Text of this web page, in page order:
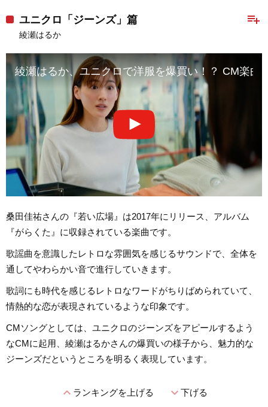
playlist_add
ユニクロ「ジーンズ」篇
綾瀬はるか
綾瀬はるか、ユニクロで洋服を爆買い！？ CM楽
桑田佳祐さんの『若い広場』は2017年にリリース、アルバム
『がらくた』に収録されている楽曲です。
歌謡曲を意識したレトロな雰囲気を感じるサウンドで、全体を
通してやわらかい音で進行していきます。
歌詞にも時代を感じるレトロなワードがちりばめられていて、
情熱的な恋が表現されているような印象です。
CMソングとしては、ユニクロのジーンズをアピールするよう
なCMに起用、綾瀬はるかさんの爆買いの様子から、魅力的な
ジーンズだというところを明るく表現しています。
expand_lessランキングを上げる expand_more下げる